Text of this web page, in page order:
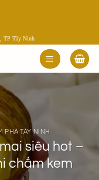
TP Tây Ninh
PHÁ TÂY NINH
siêu hot –
chấm kem